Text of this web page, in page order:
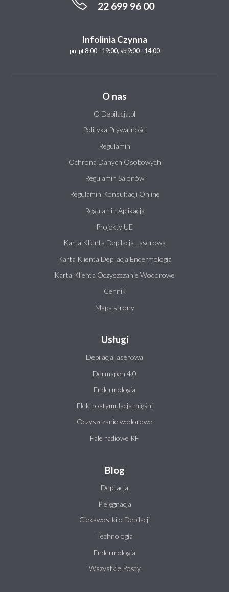
22 699 96 00
Infolinia Czynna
pn-pt 8:00 - 19:00, sb 9:00 - 14:00
O nas
O Depilacja.pl
Polityka Prywatności
Regulamin
Ochrona Danych Osobowych
Regulamin Salonów
Regulamin Konsultacji Online
Regulamin Aplikacja
Projekty UE
Karta Klienta Depilacja Laserowa
Karta Klienta Depilacja Endermologia
Karta Klienta Oczyszczanie Wodorowe
Cennik
Mapa strony
Usługi
Depilacja laserowa
Dermapen 4.0
Endermologia
Elektrostymulacja mięśni
Oczyszczanie wodorowe
Fale radiowe RF
Blog
Depilacja
Pielęgnacja
Ciekawostki o Depilacji
Technologia
Endermologia
Wszystkie Posty